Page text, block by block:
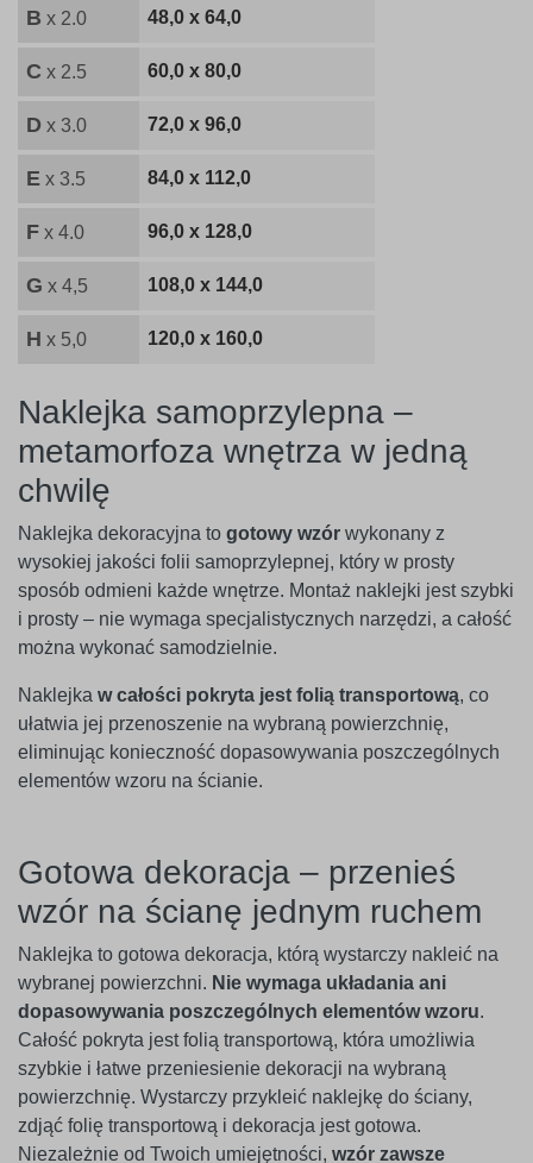
B x 2.0 48,0 x 64,0
C x 2.5 60,0 x 80,0
D x 3.0 72,0 x 96,0
E x 3.5 84,0 x 112,0
F x 4.0 96,0 x 128,0
G x 4,5 108,0 x 144,0
H x 5,0 120,0 x 160,0
Naklejka samoprzylepna –
metamorfoza wnętrza w jedną
chwilę
Naklejka dekoracyjna to gotowy wzór wykonany z
wysokiej jakości folii samoprzylepnej, który w prosty
sposób odmieni każde wnętrze. Montaż naklejki jest szybki
i prosty – nie wymaga specjalistycznych narzędzi, a całość
można wykonać samodzielnie.
Naklejka w całości pokryta jest folią transportową, co
ułatwia jej przenoszenie na wybraną powierzchnię,
eliminując konieczność dopasowywania poszczególnych
elementów wzoru na ścianie.
Gotowa dekoracja – przenieś
wzór na ścianę jednym ruchem
Naklejka to gotowa dekoracja, którą wystarczy nakleić na
wybranej powierzchni. Nie wymaga układania ani
dopasowywania poszczególnych elementów wzoru.
Całość pokryta jest folią transportową, która umożliwia
szybkie i łatwe przeniesienie dekoracji na wybraną
powierzchnię. Wystarczy przykleić naklejkę do ściany,
zdjąć folię transportową i dekoracja jest gotowa.
Niezależnie od Twoich umiejętności, wzór zawsze